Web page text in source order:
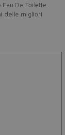
Eau De Toilette
delle migliori